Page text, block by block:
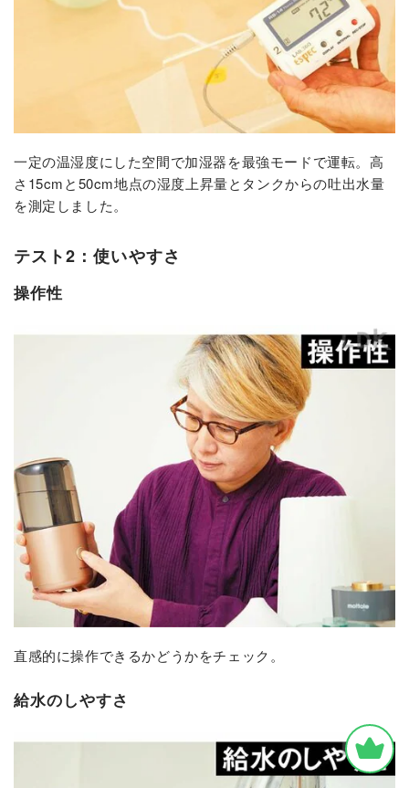
一定の温湿度にした空間で加湿器を最強モードで運転。高
さ15cmと50cm地点の湿度上昇量とタンクからの吐出水量
を測定しました。
テスト2：使いやすさ
操作性
直感的に操作できるかどうかをチェック。
給水のしやすさ